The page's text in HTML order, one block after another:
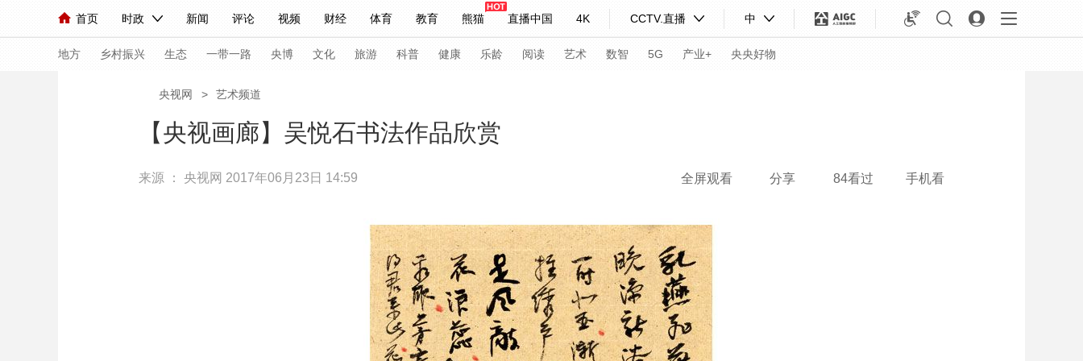
首页 时政 新闻 评论 视频 财经 体育 教育 熊猫 直播中国 4K CCTV.直播 中
人民领袖习近平 联播+ 中国领导人 央视快评 习式妙语 热解读 天天学习
直播 栏目大全 节目单 听音 微视频 主持人 下载央视影音
海外频道 iPanda English Монгол
地方 乡村振兴 生态 一带一路 央博 文化 旅游 科普 健康 乐龄 阅读 艺术 数智 5G 产业+ 央央好物
国内 国际 评论 经济 军事
熊猫频道 VR/AR 4K专区 全景新闻
新兵请入列 人生第一次 人生第二次
2026年冬奥会 CBA NBA 中超 国足 国际足球 网球
体育江湖 文化体育 冰雪道路 足球道路
央视网 > 艺术频道
【央视画廊】吴悦石书法作品欣赏
来源 ： 央视网 2017年06月23日 14:59 全屏观看 分享 84看过 手机看